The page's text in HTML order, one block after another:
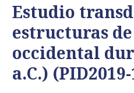
Estudio
estructuras
occidental
a.C.)